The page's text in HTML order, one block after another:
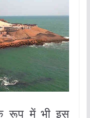
रूप में भी इस